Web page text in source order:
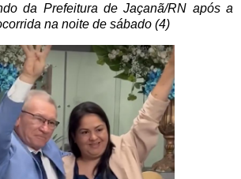
da Prefeitura de Jaçanã/RN após a
na noite de sábado (4)